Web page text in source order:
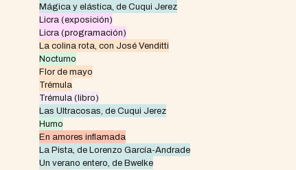
Mágica y elástica, de Cuqui Jerez
Licra (exposición)
Licra (programación)
La colina rota, con José Venditti
Nocturno
Flor de mayo
Trémula
Trémula (libro)
Las Ultracosas, de Cuqui Jerez
Humo
En amores inflamada
La Pista, de Lorenzo García-Andrade
Un verano entero, de Bwelke